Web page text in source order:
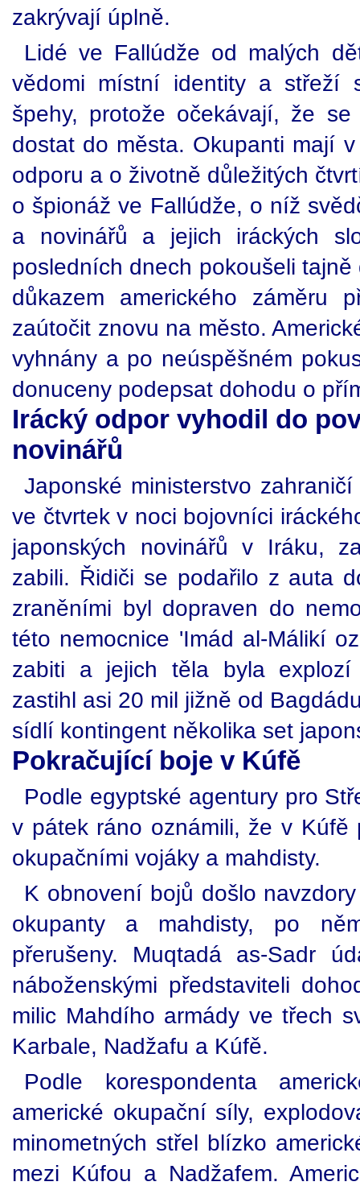
zakrývají úplně.
Lidé ve Fallúdže od malých
vědomi místní identity a střeží
špehy, protože očekávají, že
dostat do města. Okupanti mají
odporu a o životně důležitých
o špionáž ve Fallúdže, o níž
a novinářů a jejich iráckých
posledních dnech pokoušeli
důkazem amerického záměru
zaútočit znovu na město.
vyhnány a po neúspěšném
donuceny podepsat dohodu o
Irácký odpor vyhodil do
novinářů
Japonské ministerstvo
ve čtvrtek v noci bojovníci
japonských novinářů v Iráku,
zabili. Řidiči se podařilo z auta
zraněními byl dopraven do
této nemocnice 'Imád al-Málikí
zabiti a jejich těla byla explozí
zastihl asi 20 mil jižně od
sídlí kontingent několika set
Pokračující boje v Kúfě
Podle egyptské agentury pro
v pátek ráno oznámili, že v Kúfě
okupačními vojáky a mahdisty.
K obnovení bojů došlo
okupanty a mahdisty, po
přerušeny. Muqtadá as-Sadr
náboženskými představiteli
milic Mahdího armády ve třech
Karbale, Nadžafu a Kúfě.
Podle korespondenta
americké okupační síly,
minometných střel blízko
mezi Kúfou a Nadžafem.